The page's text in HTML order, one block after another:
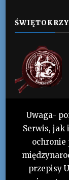
Uwaga-
Serwis, jak
ochronie
przepisy